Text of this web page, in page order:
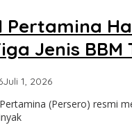
Pertamina
Jenis BBM
Juli 1, 2026oleh
(Persero) resmi